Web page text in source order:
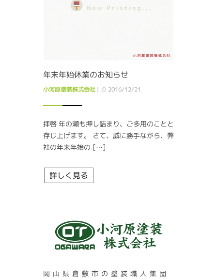
年末年始休業のお知らせ
小河原塗装株式会社 | 2016/12/21
拝啓 年の瀬も押し詰まり、ご多用のことと
存じ上げます。 さて、誠に勝手ながら、弊
社の年末年始の […]
詳しく見る
岡山県倉敷市の塗装職人集団